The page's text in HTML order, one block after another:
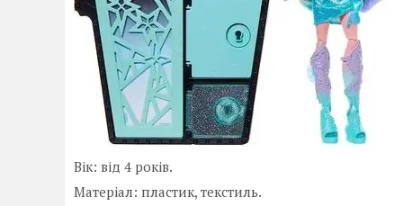
Вік: від 4 років.
Матеріал: пластик, текстиль.